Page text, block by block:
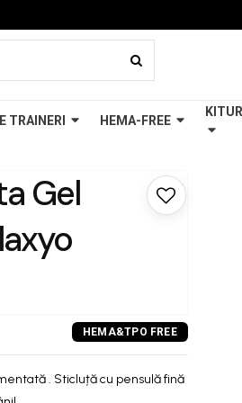
TRAINERI HEMA-FREE
Gel
. Sticluță cu pensulă fină